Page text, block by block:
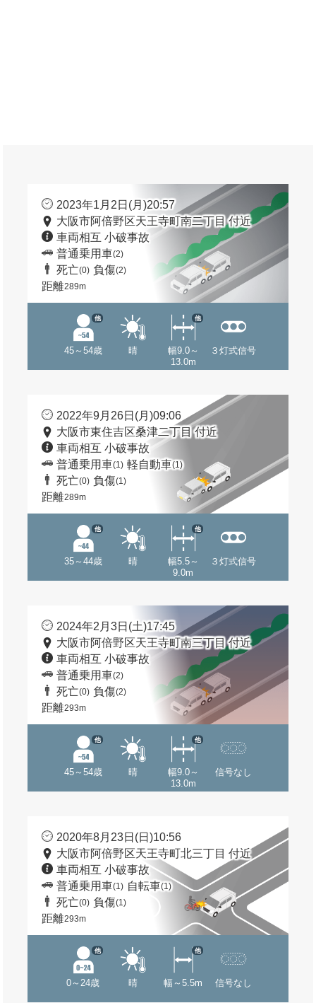
2023年1月2日(月)20:57
大阪市阿倍野区天王寺町南二丁目 付近
車両相互 小破事故
普通乗用車(2)
死亡(0) 負傷(2)
距離289m
45～54歳
他
晴
幅9.0～
13.0m
他
３灯式信号
2022年9月26日(月)09:06
大阪市東住吉区桑津二丁目 付近
車両相互 小破事故
普通乗用車(1) 軽自動車(1)
死亡(0) 負傷(1)
距離289m
35～44歳
他
晴
幅5.5～
9.0m
他
３灯式信号
2024年2月3日(土)17:45
大阪市阿倍野区天王寺町南三丁目 付近
車両相互 小破事故
普通乗用車(2)
死亡(0) 負傷(2)
距離293m
45～54歳
他
晴
幅9.0～
13.0m
他
信号なし
2020年8月23日(日)10:56
大阪市阿倍野区天王寺町北三丁目 付近
車両相互 小破事故
普通乗用車(1) 自転車(1)
死亡(0) 負傷(1)
距離293m
0～24歳
他
晴 幅～5.5m
他
信号なし